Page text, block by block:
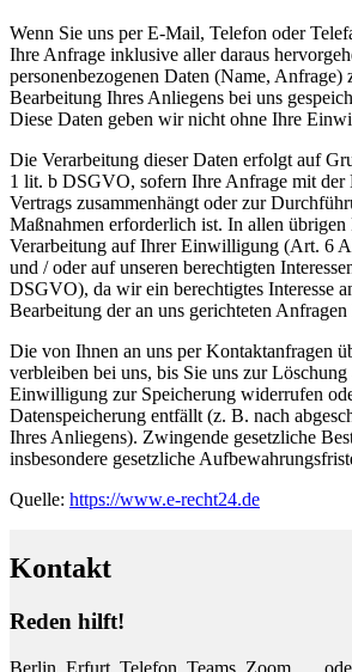
Wenn Sie uns per E-Mail, Telefon oder
Ihre Anfrage inklusive aller daraus
personenbezogenen Daten (Name, Anfrage)
Bearbeitung Ihres Anliegens bei uns
Diese Daten geben wir nicht ohne Ihre
Die Verarbeitung dieser Daten erfolgt auf
1 lit. b DSGVO, sofern Ihre Anfrage mit der
Vertrags zusammenhängt oder zur
Maßnahmen erforderlich ist. In allen übrigen
Verarbeitung auf Ihrer Einwilligung (Art. 6
und / oder auf unseren berechtigten
DSGVO), da wir ein berechtigtes Interesse
Bearbeitung der an uns gerichteten Anfragen
Die von Ihnen an uns per Kontaktanfragen
verbleiben bei uns, bis Sie uns zur
Einwilligung zur Speicherung widerrufen
Datenspeicherung entfällt (z. B. nach
Ihres Anliegens). Zwingende gesetzliche
insbesondere gesetzliche
Quelle: https://www.e-recht24.de
Kontakt
Reden hilft!
Berlin, Erfurt, Telefon, Teams, Zoom …